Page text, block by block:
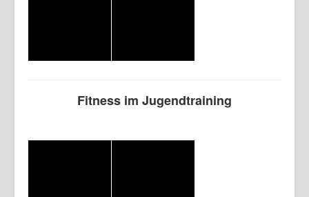
Fitness im Jugendtraining